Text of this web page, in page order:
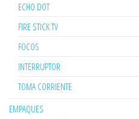
ECHO DOT
FIRE STICK TV
FOCOS
INTERRUPTOR
TOMA CORRIENTE
EMPAQUES